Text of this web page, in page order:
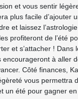
et vous sentir
plus facile d’ajouter
et laissez
profiteront de l’été
et s’attacher ! Dans
à aller
Côté finances,
vous permettra
un été pour gagner